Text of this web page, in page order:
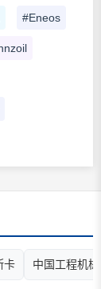
#Eneos
卡 中国工程机